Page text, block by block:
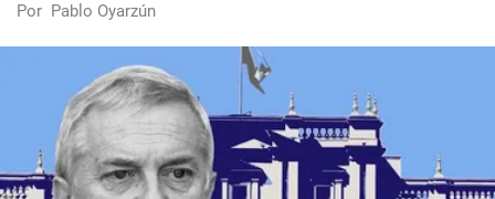
Por Pablo Oyarzún